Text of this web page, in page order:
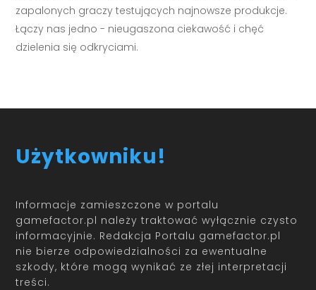
zapalonych graczy testujących najnowsze produkcje.
Łączy nas jedno - nieugaszona ciekawość i chęć
dzielenia się odkryciami.
Użytkowniku!
Informacje zamieszczone w portalu
gamefactor.pl należy traktować wyłącznie czysto
informacyjnie. Redakcja Portalu gamefactor.pl
nie bierze odpowiedzialności za ewentualne
szkody, które mogą wynikać ze złej interpretacji
treści.